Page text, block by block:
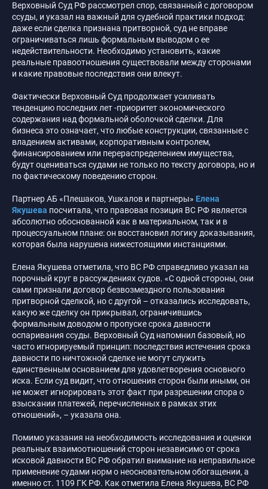
Верховный Суд РФ рассмотрел спор, связанный с договором
ссуды, и указал на важный для судебной практики подход:
даже если сделка признана притворной, суд не вправе
ограничиваться лишь формальным выводом о ее
недействительности. Необходимо установить, какие
реальные правоотношения существовали между сторонами
и какие правовые последствия они влекут.
Фактически Верховный Суд продолжает усиливать
тенденцию последних лет -приоритет экономического
содержания над формальной оболочкой сделки. Для
бизнеса это означает, что любые конструкции, связанные с
владением активами, корпоративным контролем,
финансированием или перераспределением имущества,
будут оцениваться судами не только по тексту договора, но и
по фактическому поведению сторон.
Партнер АБ «Плешаков, Ушкалов и партнеры» Елена
Якушева посчитала, что правовая позиция ВС РФ является
абсолютно обоснованной как в материальном, так и в
процессуальном плане: он восстановил логику доказывания,
которая была нарушена нижестоящими инстанциями.
Елена Якушева отметила, что ВС РФ справедливо указал на
порочный круг в рассуждениях судов. «С одной стороны, они
сами признали договор безвозмездного пользования
притворной сделкой, но с другой – отказались исследовать,
какую же сделку он прикрывал, ограничившись
формальным доводом о пропуске срока давности
оспаривания ссуды. Верховный Суд напомнил базовый, но
часто игнорируемый принцип: последствия истечения срока
давности по ничтожной сделке не могут служить
единственным основанием для удовлетворения основного
иска. Если суд видит, что отношения сторон были иными, он
не может игнорировать этот факт при разрешении спора о
взыскании платежей, перечисленных в рамках этих
отношений», – указала она.
Помимо указания на необходимость исследования и оценки
реальных взаимоотношений сторон независимо от срока
исковой давности ВС РФ обратил внимание на неправильное
применение судами норм о неосновательном обогащении, а
именно ст. 1109 ГК РФ. Как отметила Елена Якушева, ВС РФ